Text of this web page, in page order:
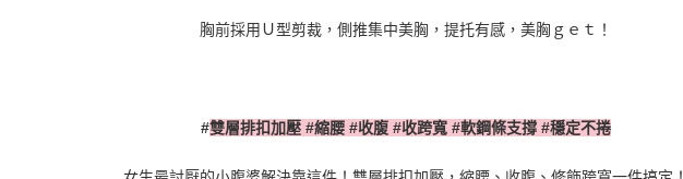
胸前採用Ｕ型剪裁，側推集中美胸，提托有感，美胸ｇｅｔ！
#雙層排扣加壓#縮腰#收腹#收跨寬#軟鋼條支撐 #穩定不捲